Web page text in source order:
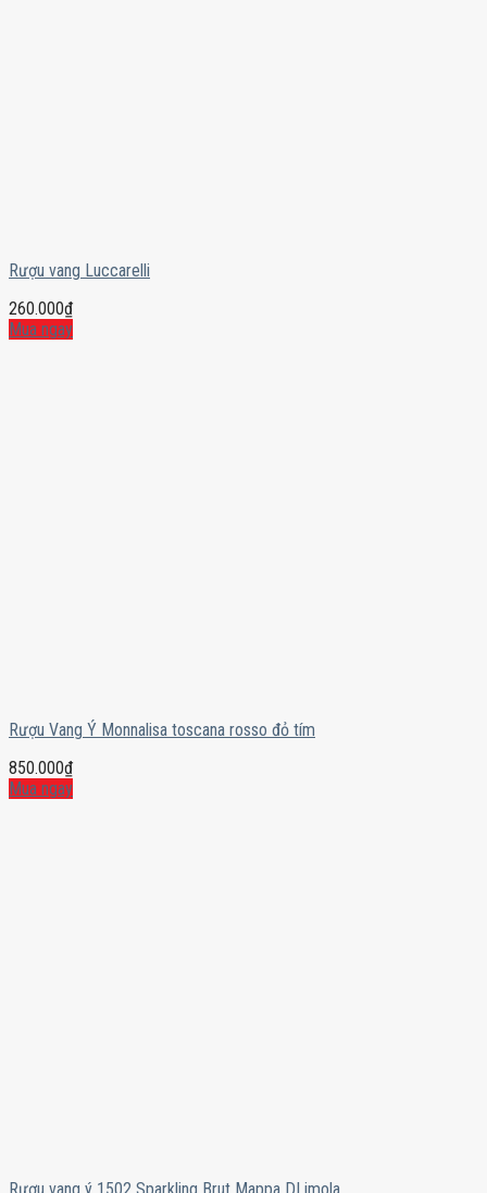
Rượu vang Luccarelli
260.000₫
Mua ngay
Rượu Vang Ý Monnalisa toscana rosso đỏ tím
850.000₫
Mua ngay